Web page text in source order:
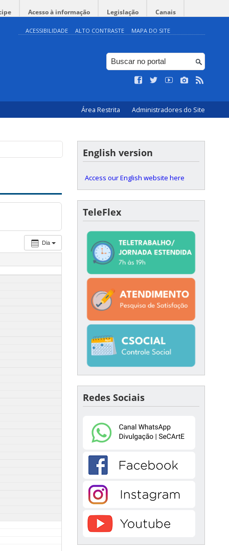
Acesso à informação Legislação Canais
ACESSIBILIDADE ALTO CONTRASTE MAPA DO SITE
Área Restrita Administradores do Site
Dia
English version
Access our English website here
TeleFlex
Redes Sociais